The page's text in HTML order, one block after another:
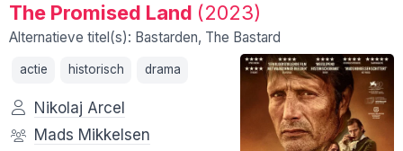
The Promised Land (2023)
Alternatieve titel(s): Bastarden, The Bastard
actie historisch drama
Nikolaj Arcel
Mads Mikkelsen